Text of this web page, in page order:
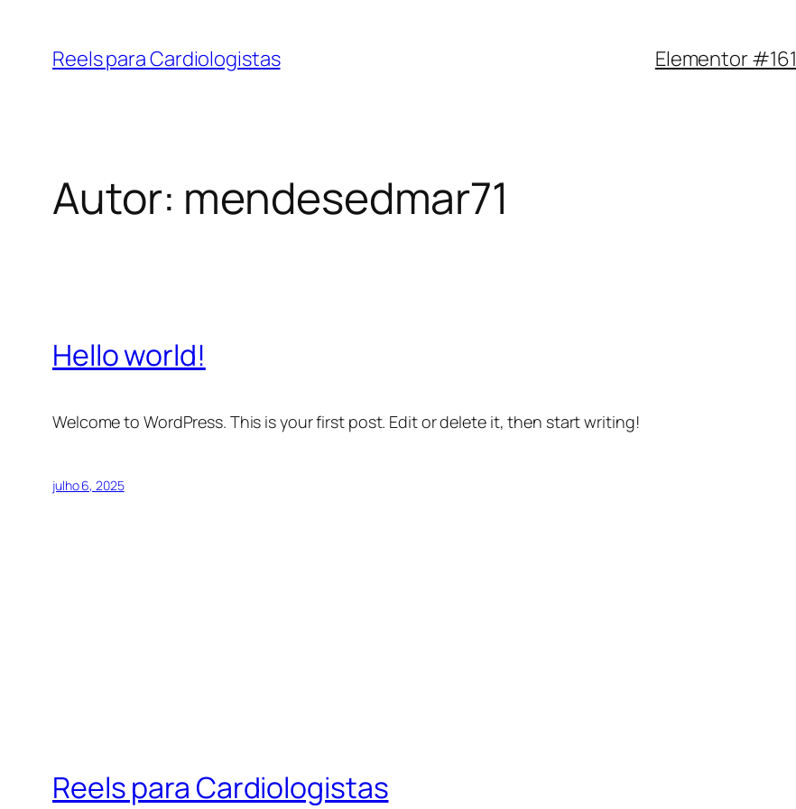
Reels para Cardiologistas Elementor #161
Autor: mendesedmar71
Hello world!
Welcome to WordPress. This is your first post. Edit or delete it, then start writing!
julho 6, 2025
Reels para Cardiologistas